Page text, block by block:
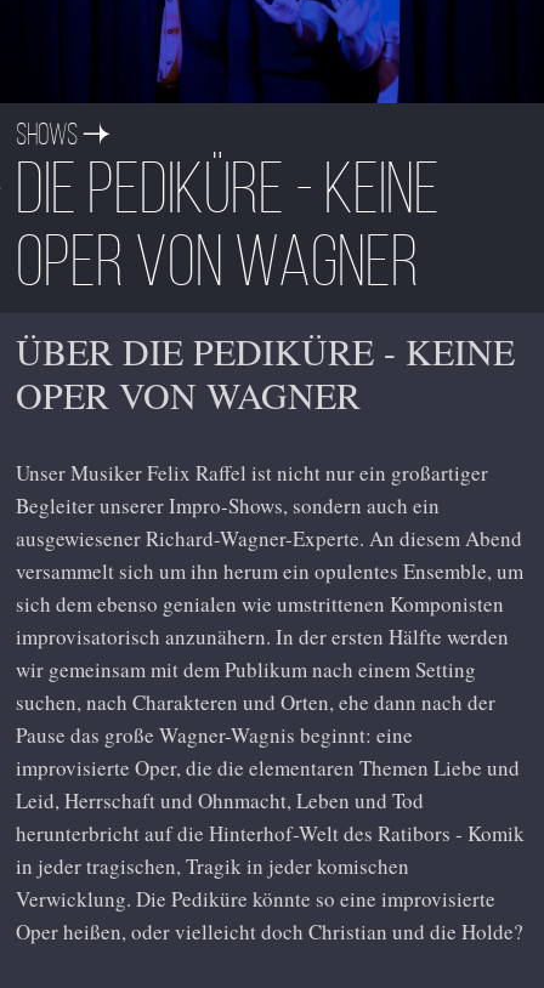
Shows
Die Pediküre - Keine
Oper von Wagner
ÜBER DIE PEDIKÜRE - KEINE
OPER VON WAGNER
Unser Musiker Felix Raffel ist nicht nur ein großartiger
Begleiter unserer Impro-Shows, sondern auch ein
ausgewiesener Richard-Wagner-Experte. An diesem Abend
versammelt sich um ihn herum ein opulentes Ensemble, um
sich dem ebenso genialen wie umstrittenen Komponisten
improvisatorisch anzunähern. In der ersten Hälfte werden
wir gemeinsam mit dem Publikum nach einem Setting
suchen, nach Charakteren und Orten, ehe dann nach der
Pause das große Wagner-Wagnis beginnt: eine
improvisierte Oper, die die elementaren Themen Liebe und
Leid, Herrschaft und Ohnmacht, Leben und Tod
herunterbricht auf die Hinterhof-Welt des Ratibors - Komik
in jeder tragischen, Tragik in jeder komischen
Verwicklung. Die Pediküre könnte so eine improvisierte
Oper heißen, oder vielleicht doch Christian und die Holde?